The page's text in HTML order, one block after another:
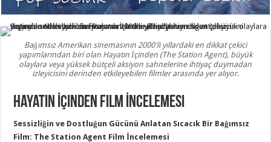
Bağımsız Amerikan sinemasının 2000'li yıllardaki en dikkat çekici
yapımlarından biri olan Hayatın İçinden (The Station Agent), büyük
olaylara veya yüksek bütçeli aksiyon sahnelerine ihtiyaç duymadan
izleyicisini derinden etkileyebilen filmler arasında yer alıyor.
Hayatın İçinden Film İncelemesi
Sessizliğin ve Dostluğun Gücünü Anlatan Sıcacık Bir Bağımsız
Film: The Station Agent Film İncelemesi